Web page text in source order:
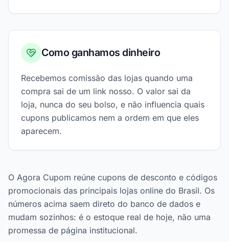
Como ganhamos dinheiro
Recebemos comissão das lojas quando uma
compra sai de um link nosso. O valor sai da
loja, nunca do seu bolso, e não influencia quais
cupons publicamos nem a ordem em que eles
aparecem.
O Agora Cupom reúne cupons de desconto e códigos
promocionais das principais lojas online do Brasil. Os
números acima saem direto do banco de dados e
mudam sozinhos: é o estoque real de hoje, não uma
promessa de página institucional.